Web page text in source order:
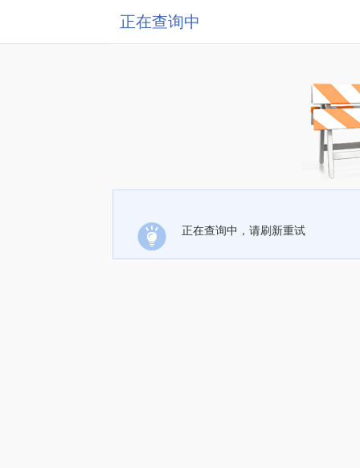
正在查询中
正在查询中，请刷新重试